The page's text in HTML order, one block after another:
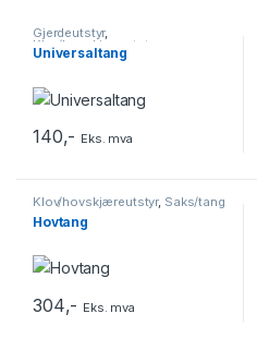
Gjerdeutstyr,
Klov/hovskjæreutstyr
Saks/tang,Tilleggsutstyr
Universaltang
140,- Eks. mva
Klov/hovskjæreutstyr, Saks/tang
Hovtang
304,- Eks. mva